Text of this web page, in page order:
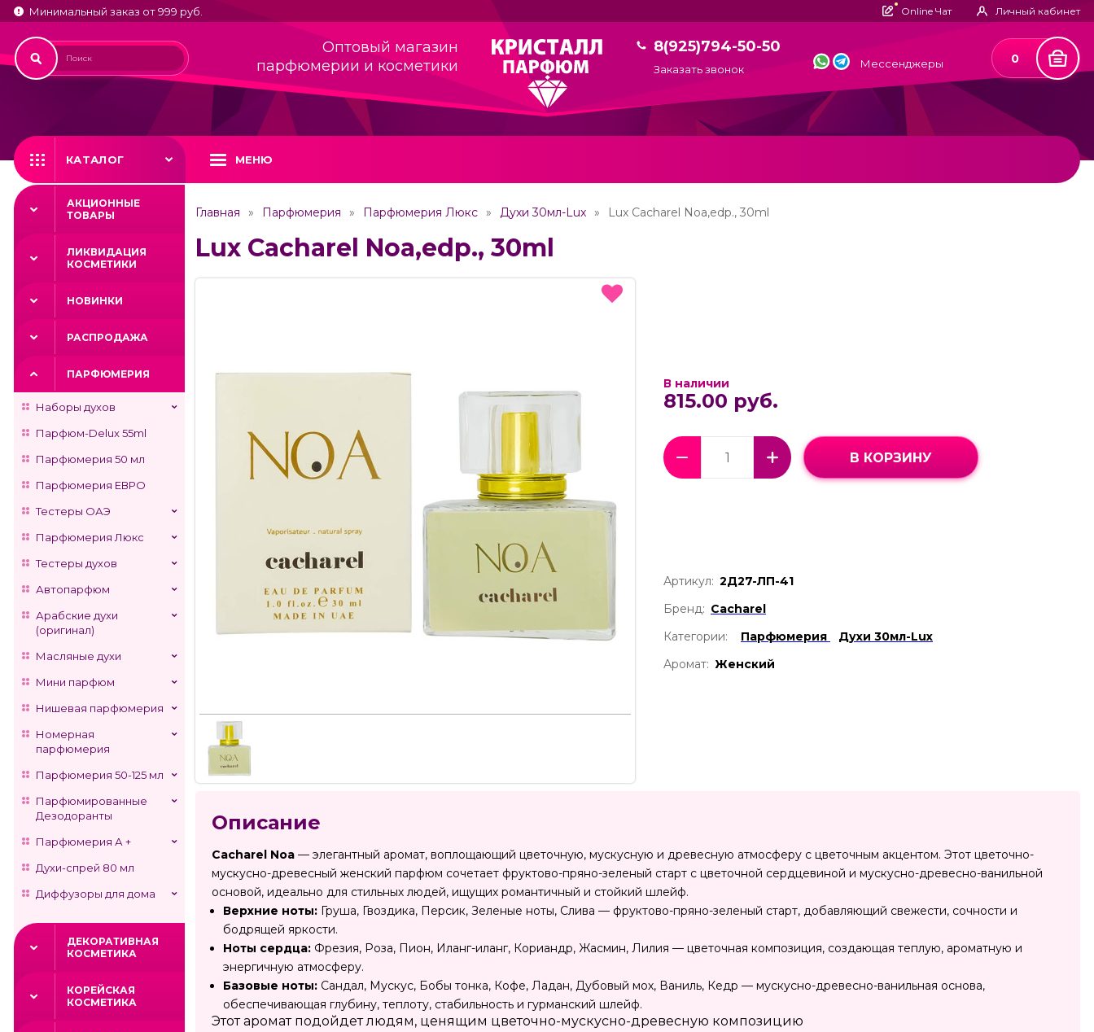
Минимальный заказ от 999 руб. Online Чат Личный кабинет
Оптовый магазин
парфюмерии и косметики
8(925)794-50-50
Заказать звонок Мессенджеры 0
КАТАЛОГ МЕНЮ
АКЦИОННЫЕ
ТОВАРЫ
ЛИКВИДАЦИЯ
КОСМЕТИКИ
НОВИНКИ
РАСПРОДАЖА
ПАРФЮМЕРИЯ
Наборы духов
Парфюм-Delux 55ml
Парфюмерия 50 мл
Парфюмерия ЕВРО
Тестеры ОАЭ
Парфюмерия Люкс
Тестеры духов
Автопарфюм
Арабские духи
(оригинал)
Масляные духи
Мини парфюм
Нишевая парфюмерия
Номерная
парфюмерия
Парфюмерия 50-125 мл
Парфюмированные
Дезодоранты
Парфюмерия А +
Духи-спрей 80 мл
Диффузоры для дома
ДЕКОРАТИВНАЯ
КОСМЕТИКА
КОРЕЙСКАЯ
КОСМЕТИКА
Главная Парфюмерия Парфюмерия Люкс Духи 30мл-Lux Lux Cacharel Noa,edp., 30ml
Lux Cacharel Noa,edp., 30ml
В наличии
815.00 руб.
В КОРЗИНУ
Артикул: 2Д27-ЛП-41
Бренд: Cacharel
Категории:
Парфюмерия
Духи 30мл-Lux
Аромат: Женский
Описание
Cacharel Noa — элегантный аромат, воплощающий цветочную, мускусную и древесную атмосферу с цветочным акцентом. Этот цветочно-
мускусно-древесный женский парфюм сочетает фруктово-пряно-зеленый старт с цветочной сердцевиной и мускусно-древесно-ванильной
основой, идеально для стильных людей, ищущих романтичный и стойкий шлейф.
Верхние ноты: Груша, Гвоздика, Персик, Зеленые ноты, Слива — фруктово-пряно-зеленый старт, добавляющий свежести, сочности и
бодрящей яркости.
Ноты сердца: Фрезия, Роза, Пион, Иланг-иланг, Кориандр, Жасмин, Лилия — цветочная композиция, создающая теплую, ароматную и
энергичную атмосферу.
Базовые ноты: Сандал, Мускус, Бобы тонка, Кофе, Ладан, Дубовый мох, Ваниль, Кедр — мускусно-древесно-ванильная основа,
обеспечивающая глубину, теплоту, стабильность и гурманский шлейф.
Этот аромат подойдет людям, ценящим цветочно-мускусно-древесную композицию